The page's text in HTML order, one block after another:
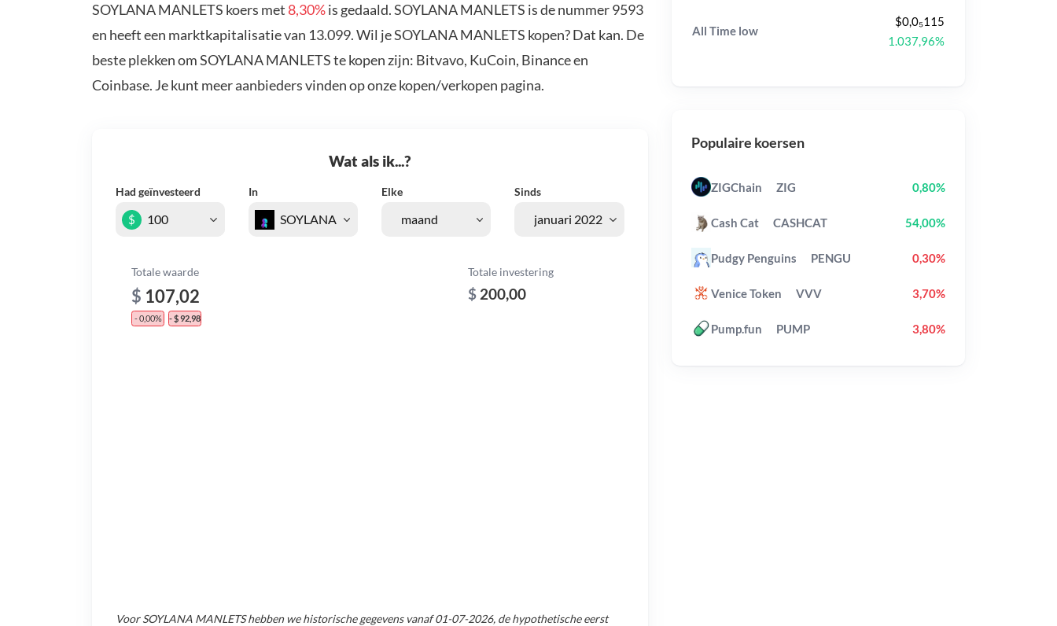
SOYLANA MANLETS koers met 8,30%is gedaald. SOYLANA MANLETS is de nummer 9593
en heeft een marktkapitalisatie van 13.099. Wil je SOYLANA MANLETS kopen? Dat kan. De
beste plekken om SOYLANA MANLETS te kopen zijn: Bitvavo, KuCoin, Binance en
Coinbase. Je kunt meer aanbieders vinden op onze kopen/verkopen pagina.
Wat als ik...?
Had geïnvesteerd In Elke Sinds
$
Totale waarde
$ 107,02
- 0,00% - $ 92,98
Totale investering
$ 200,00
VoorSOYLANA MANLETShebben we historische gegevens vanaf01-07-2026, de hypothetische eerst
All Time low
$0,0₅115
1.037,96%
Populaire koersen
ZIGChain ZIG 0,80%
Cash Cat CASHCAT 54,00%
Pudgy Penguins PENGU 0,30%
Venice Token VVV 3,70%
Pump.fun PUMP 3,80%